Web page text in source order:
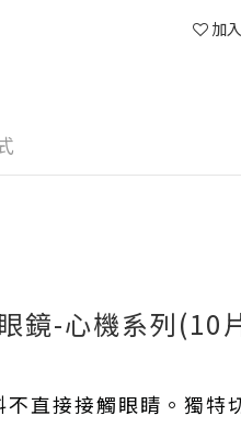
加
鏡-心機系列(10
直接接觸眼睛。獨特